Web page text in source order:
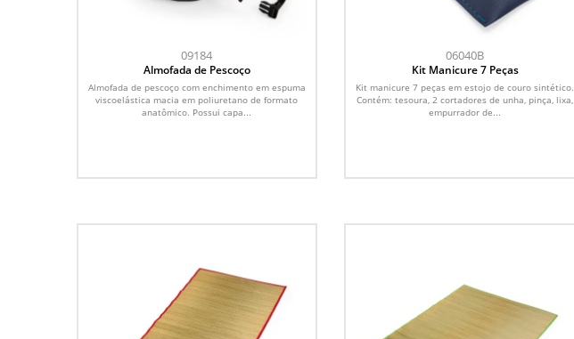
09184
Almofada de Pescoço
Almofada de pescoço com enchimento em espuma
viscoelástica macia em poliuretano de formato
anatômico. Possui capa...
06040B
Kit Manicure 7 Peças
Kit manicure 7 peças em estojo de couro sintético.
Contém: tesoura, 2 cortadores de unha, pinça, lixa,
empurrador de...